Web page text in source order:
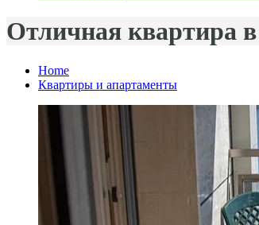
Отличная квартира
Home
Квартиры и апартаменты